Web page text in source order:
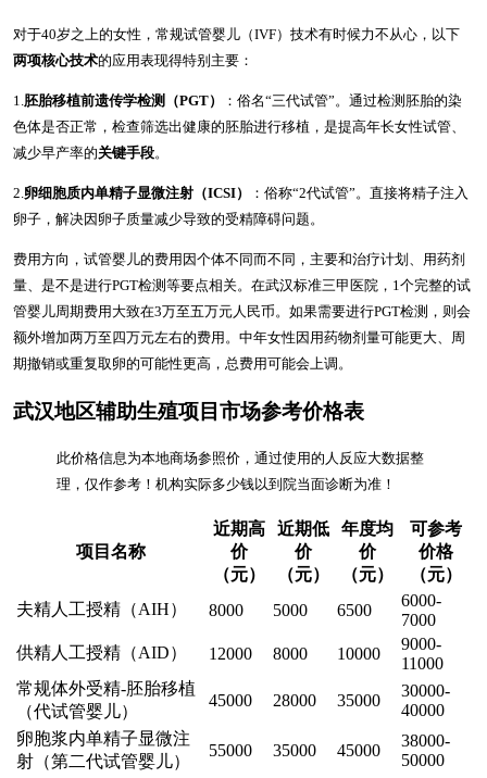
对于40岁之上的女性，常规试管婴儿（IVF）技术有时候力不从心，以下
两项核心技术的应用表现得特别主要：
1. 胚胎移植前遗传学检测（PGT）
：俗名“三代试管”。通过检测胚胎的染
色体是否正常，检查筛选出健康的胚胎进行移植，是提高年长女性试管、
减少早产率的关键手段。
2. 卵细胞质内单精子显微注射（ICSI）
：俗称“2代试管”。直接将精子注入
卵子，解决因卵子质量减少导致的受精障碍问题。
费用方向，试管婴儿的费用因个体不同而不同，主要和治疗计划、用药剂
量、是不是进行PGT检测等要点相关。在武汉标准三甲医院，1个完整的试
管婴儿周期费用大致在3万至五万元人民币。如果需要进行PGT检测，则会
额外增加两万至四万元左右的费用。中年女性因用药物剂量可能更大、周
期撤销或重复取卵的可能性更高，总费用可能会上调。
武汉地区辅助生殖项目市场参考价格表
此价格信息为本地商场参照价，通过使用的人反应大数据整
理，仅作参考！机构实际多少钱以到院当面诊断为准！
项目名称
近期高
价
（元）
近期低
价
（元）
年度均
价
（元）
可参考
价格
（元）
夫精人工授精（AIH）
8000 5000 6500
6000-
7000
供精人工授精（AID）
12000 8000 10000
9000-
11000
常规体外受精-胚胎移植
（代试管婴儿）
45000 28000 35000
30000-
40000
卵胞浆内单精子显微注
射（第二代试管婴儿）
55000 35000 45000
38000-
50000